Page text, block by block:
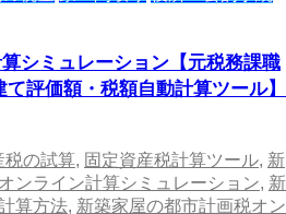
シミュレーション【元税務課職
評価額・税額自動計算ツール】
税の試算, 固定資産税計算ツール, 新
ンライン計算シミュレーション, 新
算方法, 新築家屋の都市計画税オン